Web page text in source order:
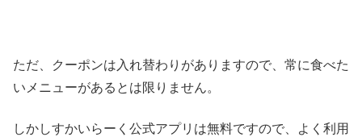
ただ、クーポンは入れ替わりがありますので、常に食べた
いメニューがあるとは限りません。
しかしすかいらーく公式アプリは無料ですので、よく利用